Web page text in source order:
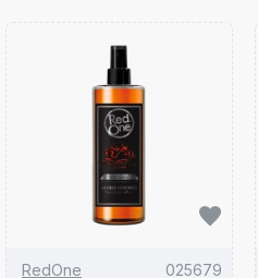
RedOne 025679